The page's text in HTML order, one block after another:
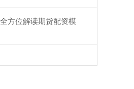
方位解读期货配资模